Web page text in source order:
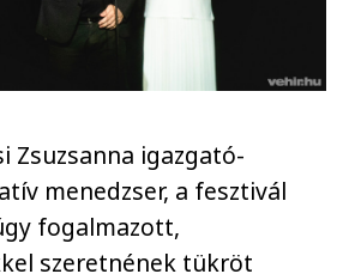
Zsuzsanna igazgató-
menedzser, a fesztivál
fogalmazott,
szeretnének tükröt